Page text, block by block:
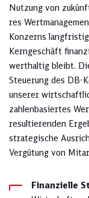
Nutzung von
res
Konzerns
Kerngeschäft
werthaltig bleibt.
Steuerung des DB-
un­se­rer
zah­len­basiertes
resultierenden
strategische
Vergütung von
Finanzielle